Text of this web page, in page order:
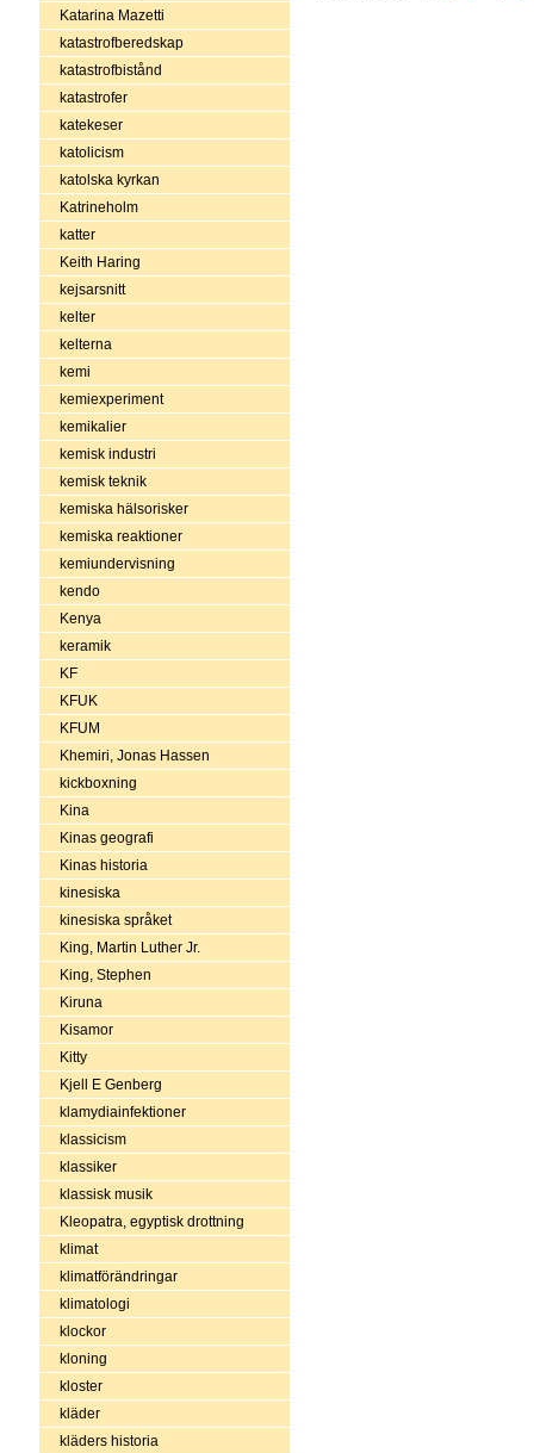
Katarina Mazetti
katastrofberedskap
katastrofbistånd
katastrofer
katekeser
katolicism
katolska kyrkan
Katrineholm
katter
Keith Haring
kejsarsnitt
kelter
kelterna
kemi
kemiexperiment
kemikalier
kemisk industri
kemisk teknik
kemiska hälsorisker
kemiska reaktioner
kemiundervisning
kendo
Kenya
keramik
KF
KFUK
KFUM
Khemiri, Jonas Hassen
kickboxning
Kina
Kinas geografi
Kinas historia
kinesiska
kinesiska språket
King, Martin Luther Jr.
King, Stephen
Kiruna
Kisamor
Kitty
Kjell E Genberg
klamydiainfektioner
klassicism
klassiker
klassisk musik
Kleopatra, egyptisk drottning
klimat
klimatförändringar
klimatologi
klockor
kloning
kloster
kläder
kläders historia